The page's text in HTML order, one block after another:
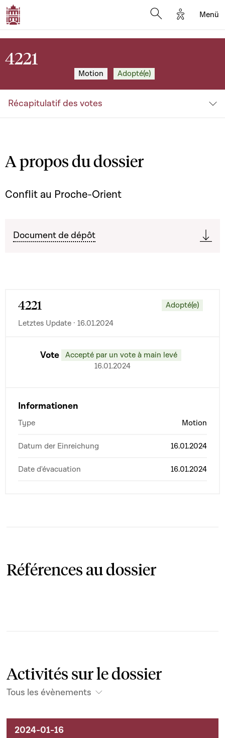
Options
Menü
4221
Motion Adopté(e)
Récapitulatif des votes
A propos du dossier
Conflit au Proche-Orient
Document de dépôt
4221
Adopté(e)
Letztes Update · 16.01.2024
Vote Accepté par un vote à main levé
16.01.2024
Informationen
Type Motion
Datum der Einreichung 16.01.2024
Date d'évacuation 16.01.2024
Références au dossier
Activités sur le dossier
Tous les évènements
Activités sur le dossier